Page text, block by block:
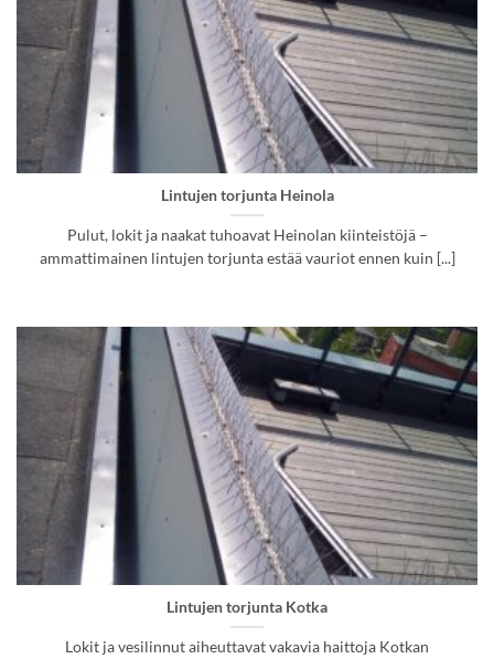
Lintujen torjunta Heinola
Pulut, lokit ja naakat tuhoavat Heinolan kiinteistöjä –
ammattimainen lintujen torjunta estää vauriot ennen kuin [...]
Lintujen torjunta Kotka
Lokit ja vesilinnut aiheuttavat vakavia haittoja Kotkan